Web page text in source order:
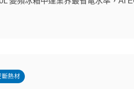
斷熱材